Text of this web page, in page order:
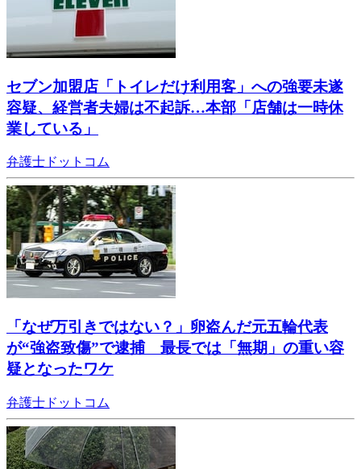
セブン加盟店「トイレだけ利用客」への強要未遂
容疑、経営者夫婦は不起訴…本部「店舗は一時休
業している」
弁護士ドットコム
「なぜ万引きではない？」卵盗んだ元五輪代表
が“強盗致傷”で逮捕 最長では「無期」の重い容
疑となったワケ
弁護士ドットコム